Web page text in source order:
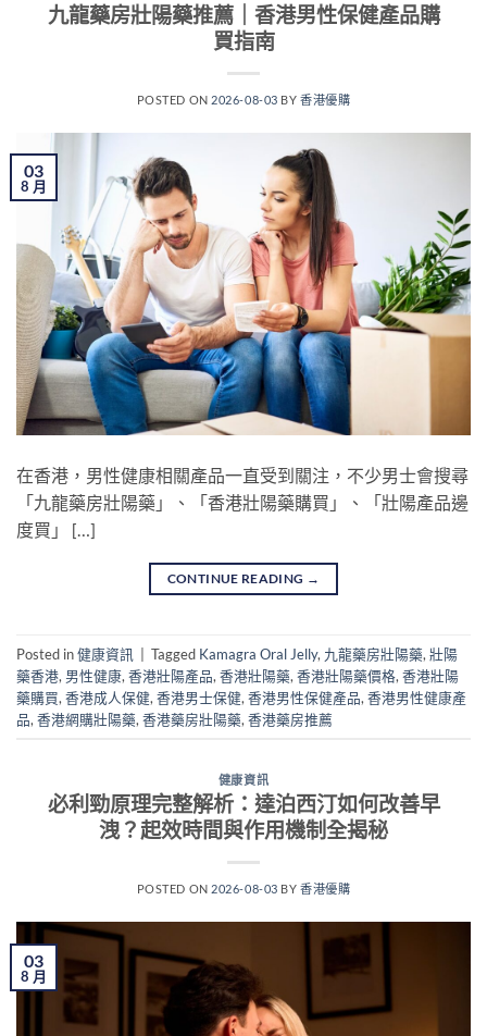
九龍藥房壯陽藥推薦｜香港男性保健產品購
買指南
POSTED ON 2026-08-03 BY香港優購
03
8 月
在香港，男性健康相關產品一直受到關注，不少男士會搜尋
「九龍藥房壯陽藥」、「香港壯陽藥購買」、「壯陽產品邊
度買」 […]
CONTINUE READING →
Posted in健康資訊 Tagged Kamagra Oral Jelly, 九龍藥房壯陽藥, 壯陽
藥香港, 男性健康, 香港壯陽產品, 香港壯陽藥, 香港壯陽藥價格, 香港壯陽
藥購買, 香港成人保健, 香港男士保健, 香港男性保健產品, 香港男性健康產
品, 香港網購壯陽藥, 香港藥房壯陽藥, 香港藥房推薦
健康資訊
必利勁原理完整解析：達泊西汀如何改善早
洩？起效時間與作用機制全揭秘
POSTED ON 2026-08-03 BY香港優購
03
8 月